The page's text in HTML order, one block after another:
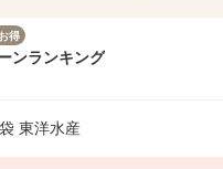
得
ンランキング
東洋水産